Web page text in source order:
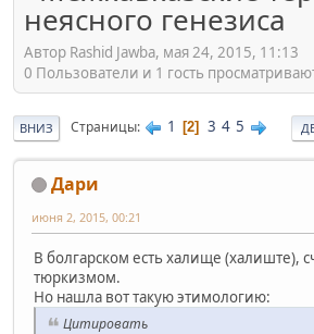
неясного генезиса
Автор Rashid Jawba, мая 24, 2015, 11:13
0 Пользователи и 1 гость
ВНИЗ Страницы 1 2 3 4 5
Дари
июня 2, 2015, 00:21
В болгарском есть халище (халиште),
тюркизмом.
Но нашла вот такую этимологию:
Цитировать